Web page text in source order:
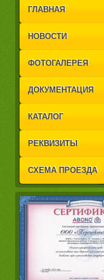
ГЛАВНАЯ
НОВОСТИ
ФОТОГАЛЕРЕЯ
ДОКУМЕНТАЦИЯ
КАТАЛОГ
РЕКВИЗИТЫ
СХЕМА ПРОЕЗДА